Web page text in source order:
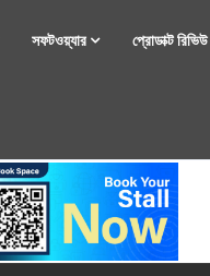
সফটওয়্যার প্রোডাক্ট রিভিউ